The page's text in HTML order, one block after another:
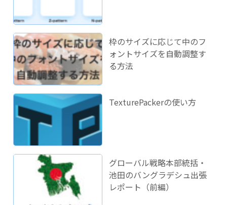
枠のサイズに応じて中のフ
ォントサイズを自動調整す
る方法
TexturePackerの使い方
グローバル戦略本部統括・
池田のバングラデシュ出張
レポート（前編）